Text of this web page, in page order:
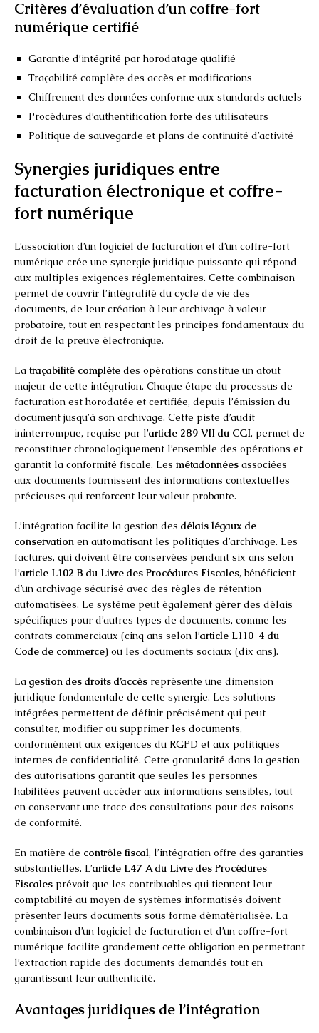
Critères d’évaluation d’un coffre-fort
numérique certifié
Garantie d’intégrité par horodatage qualifié
Traçabilité complète des accès et modifications
Chiffrement des données conforme aux standards actuels
Procédures d’authentification forte des utilisateurs
Politique de sauvegarde et plans de continuité d’activité
Synergies juridiques entre
facturation électronique et coffre-
fort numérique
L’association d’un logiciel de facturation et d’un coffre-fort
numérique crée une synergie juridique puissante qui répond
aux multiples exigences réglementaires. Cette combinaison
permet de couvrir l’intégralité du cycle de vie des
documents, de leur création à leur archivage à valeur
probatoire, tout en respectant les principes fondamentaux du
droit de la preuve électronique.
La traçabilité complète des opérations constitue un atout
majeur de cette intégration. Chaque étape du processus de
facturation est horodatée et certifiée, depuis l’émission du
document jusqu’à son archivage. Cette piste d’audit
ininterrompue, requise par l’article 289 VII du CGI, permet de
reconstituer chronologiquement l’ensemble des opérations et
garantit la conformité fiscale. Les métadonnées associées
aux documents fournissent des informations contextuelles
précieuses qui renforcent leur valeur probante.
L’intégration facilite la gestion des délais légaux de
conservation en automatisant les politiques d’archivage. Les
factures, qui doivent être conservées pendant six ans selon
l’article L102 B du Livre des Procédures Fiscales, bénéficient
d’un archivage sécurisé avec des règles de rétention
automatisées. Le système peut également gérer des délais
spécifiques pour d’autres types de documents, comme les
contrats commerciaux (cinq ans selon l’article L110-4 du
Code de commerce) ou les documents sociaux (dix ans).
La gestion des droits d’accès représente une dimension
juridique fondamentale de cette synergie. Les solutions
intégrées permettent de définir précisément qui peut
consulter, modifier ou supprimer les documents,
conformément aux exigences du RGPD et aux politiques
internes de confidentialité. Cette granularité dans la gestion
des autorisations garantit que seules les personnes
habilitées peuvent accéder aux informations sensibles, tout
en conservant une trace des consultations pour des raisons
de conformité.
En matière de contrôle fiscal, l’intégration offre des garanties
substantielles. L’article L47 A du Livre des Procédures
Fiscales prévoit que les contribuables qui tiennent leur
comptabilité au moyen de systèmes informatisés doivent
présenter leurs documents sous forme dématérialisée. La
combinaison d’un logiciel de facturation et d’un coffre-fort
numérique facilite grandement cette obligation en permettant
l’extraction rapide des documents demandés tout en
garantissant leur authenticité.
Avantages juridiques de l’intégration